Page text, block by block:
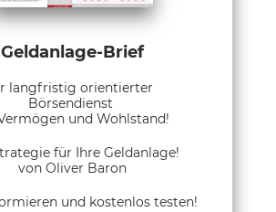
Geldanlage-Brief
langfristig orientierter
Börsendienst
und Wohlstand!
für Ihre Geldanlage!
von Oliver Baron
und kostenlos testen!